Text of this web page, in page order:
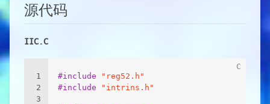
源代码
IIC.C
1
2
3
#include
"reg52.h"
#include "intrins.h"